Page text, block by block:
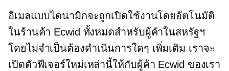
อีเมลแบบไดนามิกจะถูกเปิดใช้งานโดยอัตโนมัติ
ในร้านค้า Ecwid ทั้งหมดสำหรับผู้ค้าในสหรัฐฯ
โดยไม่จำเป็นต้องดำเนินการใดๆ เพิ่มเติม เราจะ
เปิดตัวฟีเจอร์ใหม่เหล่านี้ให้กับผู้ค้า Ecwid ของเรา